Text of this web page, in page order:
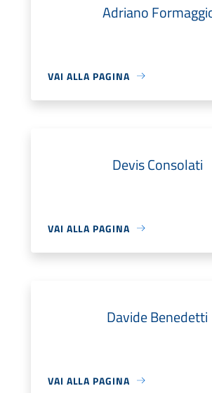
Adriano
VAI ALLA PAGINA
Devis Consolati
VAI ALLA PAGINA
Davide Benedetti
VAI ALLA PAGINA